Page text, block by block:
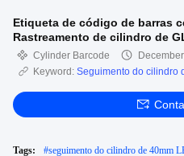
Etiqueta de código de barras
Rastreamento de cilindro de
Cylinder Barcode
Keyword: Seguimento do cilindro
Tags: #seguimento do cilindro de 40mm